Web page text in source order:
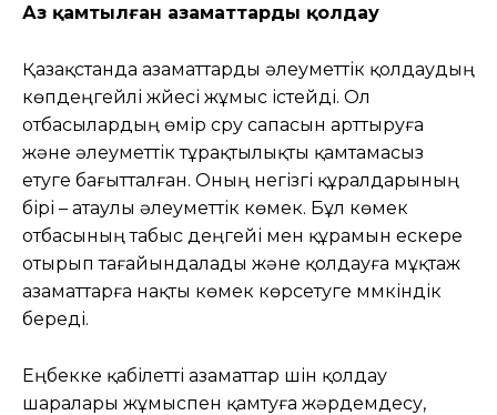
Аз қамтылған азаматтарды қолдау
Қазақстанда азаматтарды әлеуметтік қолдаудың
көпдеңгейлі жүйесі жұмыс істейді. Ол
отбасылардың өмір сүру сапасын арттыруға
және әлеуметтік тұрақтылықты қамтамасыз
етуге бағытталған. Оның негізгі құралдарының
бірі – атаулы әлеуметтік көмек. Бұл көмек
отбасының табыс деңгейі мен құрамын ескере
отырып тағайындалады және қолдауға мұқтаж
азаматтарға нақты көмек көрсетуге мүмкіндік
береді.
Еңбекке қабілетті азаматтар үшін қолдау
шаралары жұмыспен қамтуға жәрдемдесу,